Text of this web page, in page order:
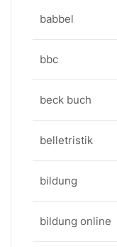
babbel
bbc
beck buch
belletristik
bildung
bildung online